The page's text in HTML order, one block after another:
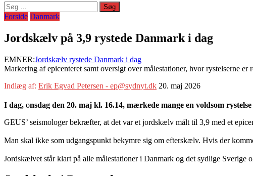
Søg
efter:
Forside Danmark
Jordskælv på 3,9 rystede Danmark i dag
EMNER:Jordskælv rystede Danmark i dag
Markering af epicenteret samt oversigt over målestationer, hvor rystelserne er
Indlæg af: Erik Egvad Petersen - ep@sydnyt.dk 20. maj 2026
I dag, onsdag den 20. maj kl. 16.14, mærkede mange en voldsom
GEUS’ seismologer bekræfter, at det var et jordskælv målt til 3,9 med et
Man skal ikke som udgangspunkt bekymre sig om efterskælv. Hvis der
Jordskælvet står klart på alle målestationer i Danmark og det sydlige Sverige